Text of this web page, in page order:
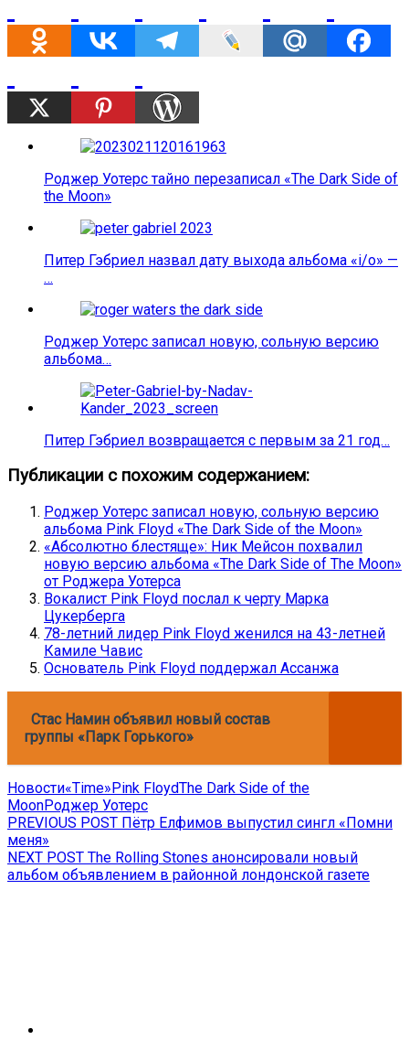
Роджер Уотерс тайно перезаписал «The Dark Side of
the Moon»
Питер Гэбриел назвал дату выхода альбома «i/o» —
…
Роджер Уотерс записал новую, сольную версию
альбома…
Питер Гэбриел возвращается с первым за 21 год…
Публикации с похожим содержанием:
Роджер Уотерс записал новую, сольную версию
альбома Pink Floyd «The Dark Side of the Moon»
«Абсолютно блестяще»: Ник Мейсон похвалил
новую версию альбома «The Dark Side of The Moon»
от Роджера Уотерса
Вокалист Pink Floyd послал к черту Марка
Цукерберга
78-летний лидер Pink Floyd женился на 43-летней
Камиле Чавис
Основатель Pink Floyd поддержал Ассанжа
Стас Намин объявил новый состав
группы «Парк Горького»
Новости«Time»Pink FloydThe Dark Side of the
MoonРоджер Уотерс
Навигация
по
записям
PREVIOUS POST Previous
Пётр Елфимов выпустил сингл «Помни
меня»
NEXT POST Next
post:
The Rolling Stones анонсировали новый
альбом объявлением в районной лондонской газете